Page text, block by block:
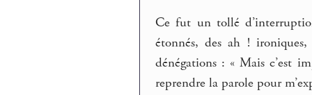
Ce fut un tollé
étonnés, des ah !
dénégations : « Mais c’est
reprendre la parole pour